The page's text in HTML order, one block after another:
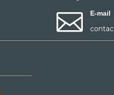
 E-mail